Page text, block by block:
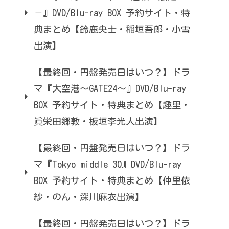
－』DVD/Blu-ray BOX 予約サイト・特
典まとめ【鈴鹿央士・稲垣吾郎・小雪
出演】
【最終回・円盤発売日はいつ？】ドラ
マ『大空港～GATE24～』DVD/Blu-ray
BOX 予約サイト・特典まとめ【趣里・
眞栄田郷敦・板垣李光人出演】
【最終回・円盤発売日はいつ？】ドラ
マ『Tokyo middle 30』DVD/Blu-ray
BOX 予約サイト・特典まとめ【仲里依
紗・のん・深川麻衣出演】
【最終回・円盤発売日はいつ？】ドラ